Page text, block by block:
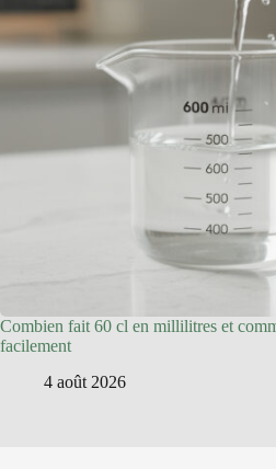
Combien fait 60 cl en millilitres et
facilement
4 août 2026